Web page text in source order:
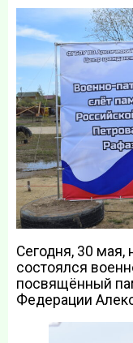
Сегодня, 30 мая,
состоялся
посвящённый
Федерации